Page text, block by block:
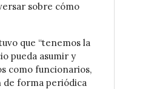
sobre cómo
que “tenemos la
pueda asumir y
como funcionarios,
de forma periódica